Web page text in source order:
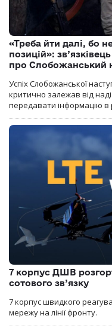
«Треба йти далі, бо
позицій»:
про Слобожанський
Успіх Слобожанської
критично залежав від
передавати інформацію в
7 корпус ДШВ
сотового зв’язку
7 корпус швидкого
мережу на лінії фронту.